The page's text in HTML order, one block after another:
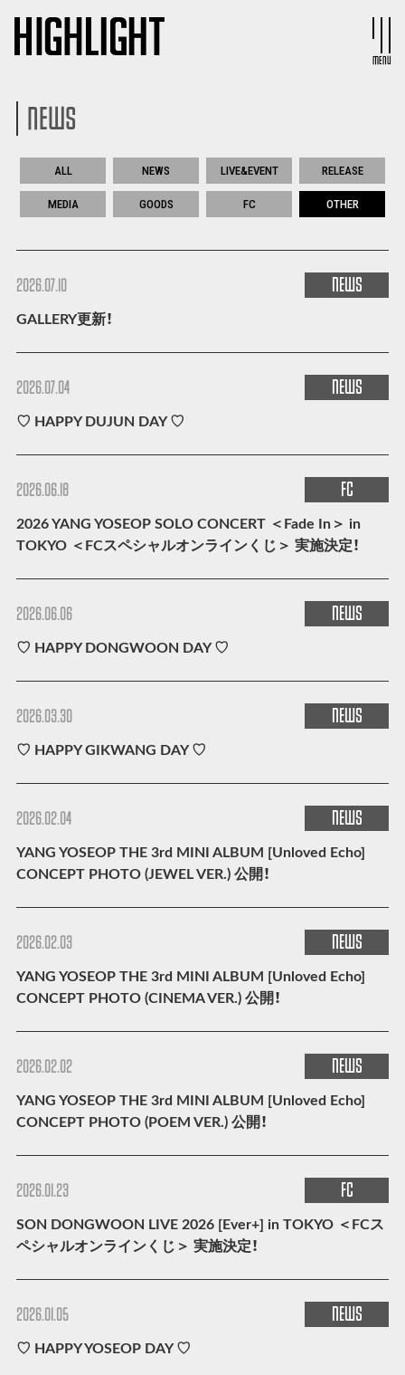
MENU
NEWS
ALL NEWS LIVE&EVENT RELEASE
MEDIA GOODS FC OTHER
2026.07.10 NEWS
GALLERY更新！
2026.07.04 NEWS
♡ HAPPY DUJUN DAY ♡
2026.06.18 FC
2026 YANG YOSEOP SOLO CONCERT ＜Fade In＞ in
TOKYO ＜FCスペシャルオンラインくじ＞ 実施決定！
2026.06.06 NEWS
♡ HAPPY DONGWOON DAY ♡
2026.03.30 NEWS
♡ HAPPY GIKWANG DAY ♡
2026.02.04 NEWS
YANG YOSEOP THE 3rd MINI ALBUM [Unloved Echo]
CONCEPT PHOTO (JEWEL VER.) 公開！
2026.02.03 NEWS
YANG YOSEOP THE 3rd MINI ALBUM [Unloved Echo]
CONCEPT PHOTO (CINEMA VER.) 公開！
2026.02.02 NEWS
YANG YOSEOP THE 3rd MINI ALBUM [Unloved Echo]
CONCEPT PHOTO (POEM VER.) 公開！
2026.01.23 FC
SON DONGWOON LIVE 2026 [Ever+] in TOKYO ＜FCス
ペシャルオンラインくじ＞ 実施決定！
2026.01.05 NEWS
♡ HAPPY YOSEOP DAY ♡